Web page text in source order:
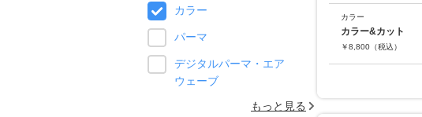
カラー
カラー&カット
￥8,800 （税込）
カラー
パーマ
デジタルパーマ・エア
ウェーブ
もっと見る